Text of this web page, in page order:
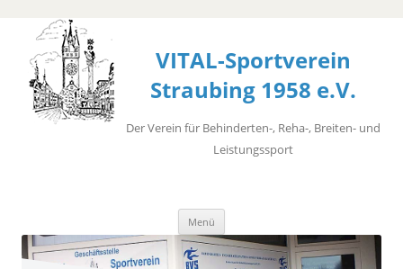
VITAL-Sportverein
Straubing 1958 e.V.
Der Verein für Behinderten-, Reha-, Breiten- und
Leistungssport
Menü
springen